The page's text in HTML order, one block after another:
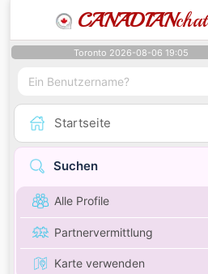
CANADIANchat
Toronto 2026-08-06 19:05
Startseite
Suchen
Alle Profile
Partnervermittlung
Karte verwenden